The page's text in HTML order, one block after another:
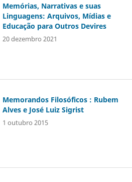
Memórias, Narrativas e suas
Linguagens: Arquivos, Mídias e
Educação para Outros Devires
20 dezembro 2021
Memorandos Filosóficos : Rubem
Alves e José Luiz Sigrist
1 outubro 2015